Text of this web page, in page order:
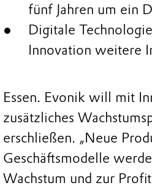
fünf Jahren um ein
Digitale
Innovation weitere
Essen. Evonik will mit
zusätzliches
erschließen. „Neue
Geschäftsmodelle
Wachstum und zur